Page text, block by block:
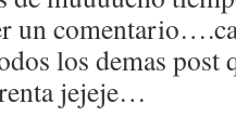
un
los demas post
jejeje…